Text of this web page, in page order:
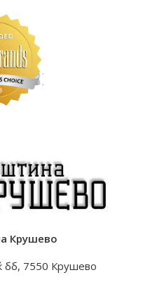
Крушево
бб, 7550 Крушево